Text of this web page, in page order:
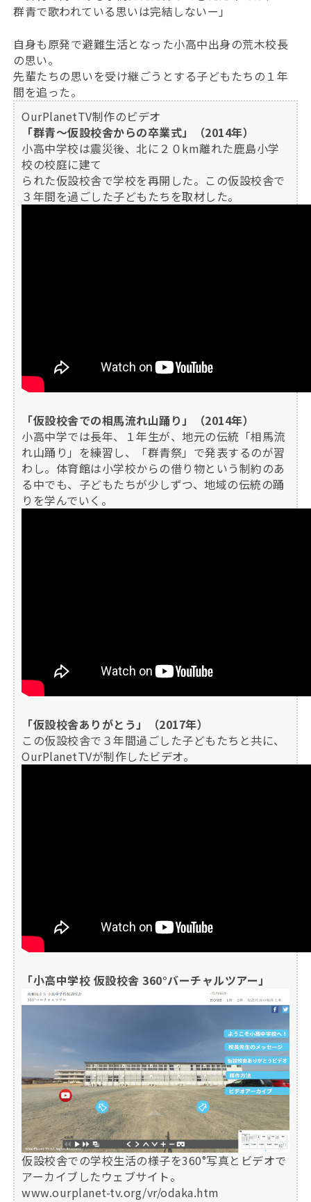
群青で歌われている思いは完結しないー」
自身も原発で避難生活となった小高中出身の荒木校長
の思い。
先輩たちの思いを受け継ごうとする子どもたちの１年
間を追った。
OurPlanetTV制作のビデオ
「群青～仮設校舎からの卒業式」（2014年）
小高中学校は震災後、北に２０km離れた鹿島小学
校の校庭に建て
られた仮設校舎で学校を再開した。この仮設校舎で
３年間を過ごした子どもたちを取材した。
「仮設校舎での相馬流れ山踊り」（2014年）
小高中学では長年、１年生が、地元の伝統「相馬流
れ山踊り」を練習し、「群青祭」で発表するのが習
わし。体育館は小学校からの借り物という制約のあ
る中でも、子どもたちが少しずつ、地域の伝統の踊
りを学んでいく。
「仮設校舎ありがとう」（2017年）
この仮設校舎で３年間過ごした子どもたちと共に、
OurPlanetTVが制作したビデオ。
「小高中学校 仮設校舎 360°バーチャルツアー」
仮設校舎での学校生活の様子を360°写真とビデオで
アーカイブしたウェブサイト。
www.ourplanet-tv.org/vr/odaka.htm